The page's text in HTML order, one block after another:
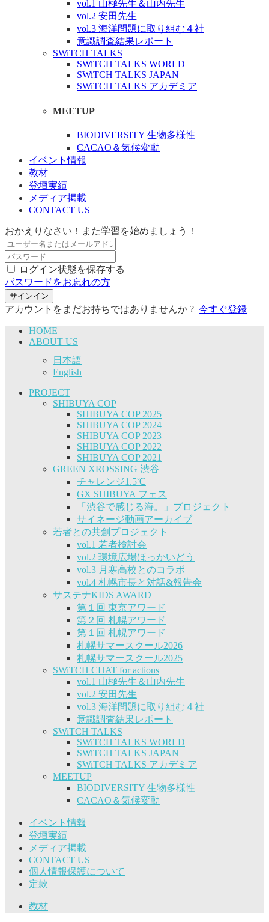
vol.1 山極先生＆山内先生
vol.2 安田先生
vol.3 海洋問題に取り組む４社
意識調査結果レポート
SWiTCH TALKS
SWiTCH TALKS WORLD
SWiTCH TALKS JAPAN
SWiTCH TALKS アカデミア
MEETUP
BIODIVERSITY 生物多様性
CACAO＆気候変動
イベント情報
教材
登壇実績
メディア掲載
CONTACT US
おかえりなさい！また学習を始めましょう！
ログイン状態を保存する
パスワードをお忘れの方
サインイン
アカウントをまだお持ちではありませんか ? 今すぐ登録
HOME
ABOUT US
日本語
English
PROJECT
SHIBUYA COP
SHIBUYA COP 2025
SHIBUYA COP 2024
SHIBUYA COP 2023
SHIBUYA COP 2022
SHIBUYA COP 2021
GREEN XROSSING 渋谷
チャレンジ1.5℃
GX SHIBUYA フェス
「渋谷で感じる海。」プロジェクト
サイネージ動画アーカイブ
若者との共創プロジェクト
vol.1 若者検討会
vol.2 環境広場ほっかいどう
vol.3 月寒高校とのコラボ
vol.4 札幌市長と対話&報告会
サステナKIDS AWARD
第１回 東京アワード
第２回 札幌アワード
第１回 札幌アワード
札幌サマースクール2026
札幌サマースクール2025
SWiTCH CHAT for actions
vol.1 山極先生＆山内先生
vol.2 安田先生
vol.3 海洋問題に取り組む４社
意識調査結果レポート
SWiTCH TALKS
SWiTCH TALKS WORLD
SWiTCH TALKS JAPAN
SWiTCH TALKS アカデミア
MEETUP
BIODIVERSITY 生物多様性
CACAO＆気候変動
イベント情報
登壇実績
メディア掲載
CONTACT US
個人情報保護について
定款
教材